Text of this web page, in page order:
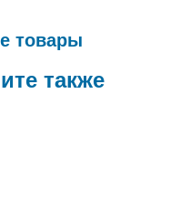
товары
также